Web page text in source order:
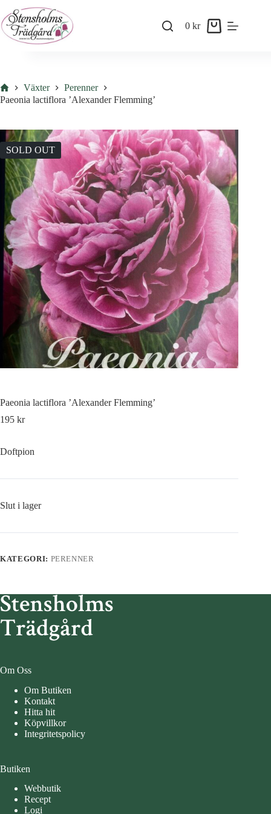
to
content
Shopping
0kr
HemVäxter
Perenner
Paeonia lactiflora ’Alexander Flemming’
SOLD OUT
Paeonia lactiflora ’Alexander Flemming’
195 kr
Doftpion
Slut i lager
KATEGORI: PERENNER
Om Oss
Om Butiken
Kontakt
Hitta hit
Köpvillkor
Integritetspolicy
Butiken
Webbutik
Recept
Logi